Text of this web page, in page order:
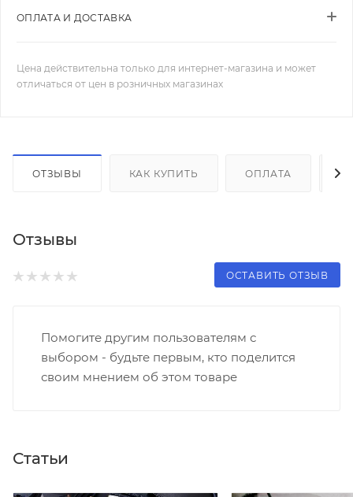
ОПЛАТА И ДОСТАВКА
Цена действительна только для интернет-магазина и может
отличаться от цен в розничных магазинах
ОТЗЫВЫ КАК КУПИТЬ ОПЛАТА
Отзывы
ОСТАВИТЬ ОТЗЫВ
Помогите другим пользователям с
выбором - будьте первым, кто поделится
своим мнением об этом товаре
Статьи